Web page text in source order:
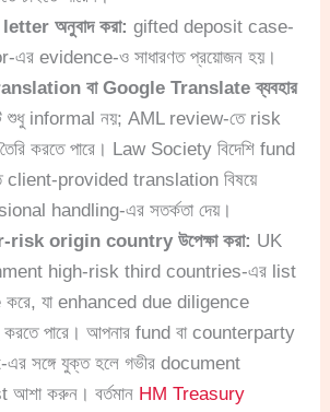
অনুবাদ করা: gifted deposit case-
এর evidence-ও সাধারণত প্রয়োজন হয়।
বা Google Translate ব্যবহার
শুধু informal নয়; AML review-তে risk
করতে পারে। Law Society বিদেশি fund
client-provided translation বিষয়ে
handling-এর সতর্কতা দেয়।
risk origin country উপেক্ষা করা: UK
high-risk third countries-এর list
করে, যা enhanced due diligence
পারে। আপনার fund বা counterparty
সঙ্গে যুক্ত হলে গভীর document
আশা করুন। বর্তমান HM Treasury